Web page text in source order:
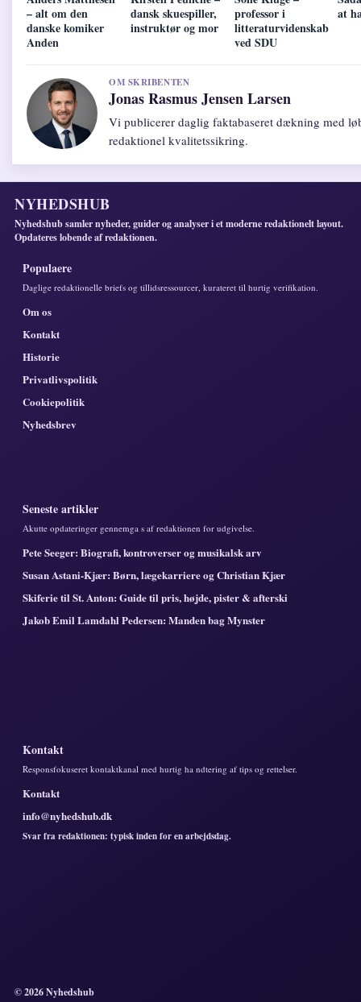
– alt om den
danske komiker
Anden
dansk skuespiller,
instruktør og mor
professor i
litteraturvidenskab
ved SDU
at
OM SKRIBENTEN
Jonas Rasmus Jensen Larsen
Vi publicerer daglig faktabaseret dækning med
redaktionel kvalitetssikring.
NYHEDSHUB
Nyhedshub samler nyheder, guider og analyser i et moderne redaktionelt layout.
Opdateres lobende af redaktionen.
Populaere
Daglige redaktionelle briefs og tillidsressourcer, kurateret til hurtig verifikation.
Om os
Kontakt
Historie
Privatlivspolitik
Cookiepolitik
Nyhedsbrev
Seneste artikler
Akutte opdateringer gennemga s af redaktionen for udgivelse.
Pete Seeger: Biografi, kontroverser og musikalsk arv
Susan Astani-Kjær: Børn, lægekarriere og Christian Kjær
Skiferie til St. Anton: Guide til pris, højde, pister & afterski
Jakob Emil Lamdahl Pedersen: Manden bag Mynster
Kontakt
Responsfokuseret kontaktkanal med hurtig ha ndtering af tips og rettelser.
Kontakt
info@nyhedshub.dk
Svar fra redaktionen: typisk inden for en arbejdsdag.
© 2026 Nyhedshub